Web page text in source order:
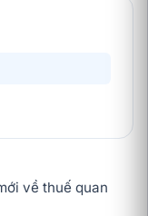
về thuế quan